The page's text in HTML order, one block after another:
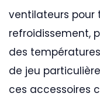
ventilateurs pour
refroidissement,
des
de jeu
ces accessoires